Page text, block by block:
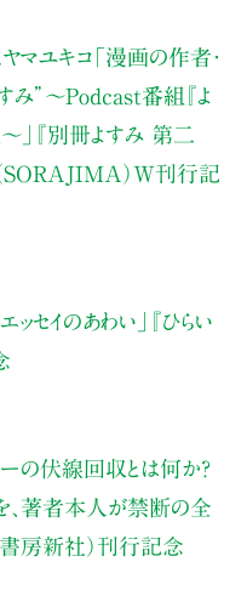
マユキコ「漫画の作者・
み” 〜Podcast番組『よ
」
『別冊よすみ 第二
（SORAJIMA）W刊行記
エッセイのあわい」
『ひらい
リーの伏線回収とは何か？
著者本人が禁断の全
書房新社）刊行記念